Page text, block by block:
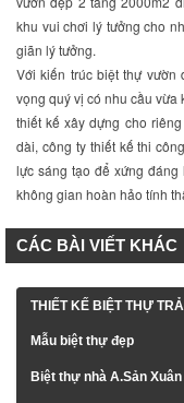
khu vui chơi lý tưởng cho
giãn lý tưởng.
Với kiến trúc biệt thự vườn
vọng quý vị có nhu cầu vừa
thiết kế xây dựng cho
dài, công ty thiết kế thi
lực sáng tạo để xứng
không gian hoàn hảo tính
CÁC BÀI VIẾT KHÁC
THIẾT KẾ BIỆT THỰ
Mẫu biệt thự đẹp
Biệt thự nhà A.Sản